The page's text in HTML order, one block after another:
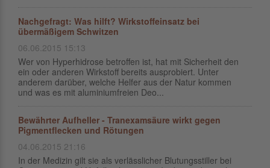
Nachgefragt: Was hilft? Wirkstoffeinsatz bei
übermäßigem Schwitzen
06.06.2015 15:13
Wer von Hyperhidrose betroffen ist, hat mit Sicherheit den
ein oder anderen Wirkstoff bereits ausprobiert. Unter
anderem darüber, welche Helfer aus der Natur kommen
und was es mit aluminiumfreien Deo...
Bewährter Aufheller - Tranexamsäure wirkt gegen
Pigmentflecken und Rötungen
04.06.2015 21:16
In der Medizin gilt sie als verlässlicher Blutungsstiller bei